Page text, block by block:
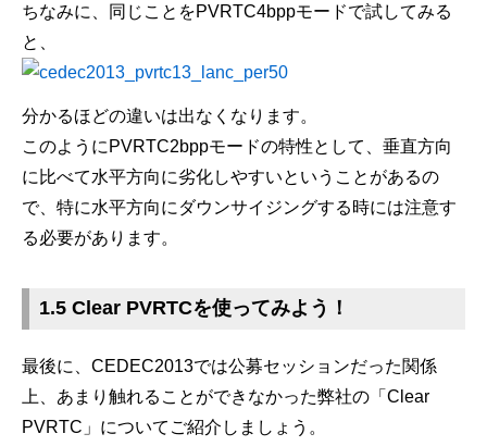
ちなみに、同じことをPVRTC4bppモードで試してみる
と、
分かるほどの違いは出なくなります。
このようにPVRTC2bppモードの特性として、垂直方向
に比べて水平方向に劣化しやすいということがあるの
で、特に水平方向にダウンサイジングする時には注意す
る必要があります。
1.5 Clear PVRTCを使ってみよう！
最後に、CEDEC2013では公募セッションだった関係
上、あまり触れることができなかった弊社の「Clear
PVRTC」についてご紹介しましょう。